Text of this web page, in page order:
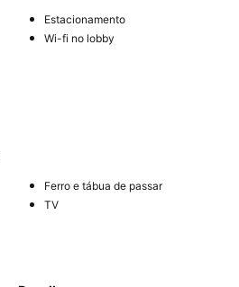
Estacionamento
Wi-fi no lobby
Ferro e tábua de passar
TV